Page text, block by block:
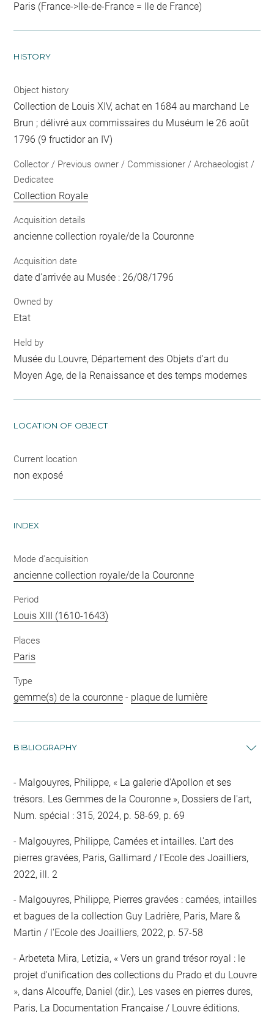
Paris (France->Ile-de-France = Ile de France)
HISTORY
Object history
Collection de Louis XIV, achat en 1684 au marchand Le
Brun ; délivré aux commissaires du Muséum le 26 août
1796 (9 fructidor an IV)
Collector / Previous owner / Commissioner / Archaeologist /
Dedicatee
Collection Royale
Acquisition details
ancienne collection royale/de la Couronne
Acquisition date
date d'arrivée au Musée : 26/08/1796
Owned by
Etat
Held by
Musée du Louvre, Département des Objets d'art du
Moyen Age, de la Renaissance et des temps modernes
LOCATION OF OBJECT
Current location
non exposé
INDEX
Mode d'acquisition
ancienne collection royale/de la Couronne
Period
Louis XIII (1610-1643)
Places
Paris
Type
gemme(s) de la couronne - plaque de lumière
BIBLIOGRAPHY
Malgouyres, Philippe, « La galerie d'Apollon et ses
trésors. Les Gemmes de la Couronne », Dossiers de l'art,
Num. spécial : 315, 2024, p. 58-69, p. 69
Malgouyres, Philippe, Camées et intailles. L'art des
pierres gravées, Paris, Gallimard / l'Ecole des Joailliers,
2022, ill. 2
Malgouyres, Philippe, Pierres gravées : camées, intailles
et bagues de la collection Guy Ladrière, Paris, Mare &
Martin / l'Ecole des Joailliers, 2022, p. 57-58
Arbeteta Mira, Letizia, « Vers un grand trésor royal : le
projet d'unification des collections du Prado et du Louvre
», dans Alcouffe, Daniel (dir.), Les vases en pierres dures,
Paris, La Documentation Française / Louvre éditions,